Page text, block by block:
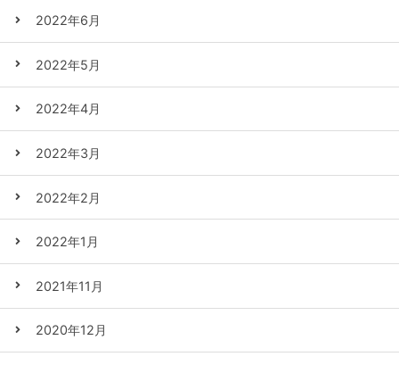
2022年6月
2022年5月
2022年4月
2022年3月
2022年2月
2022年1月
2021年11月
2020年12月